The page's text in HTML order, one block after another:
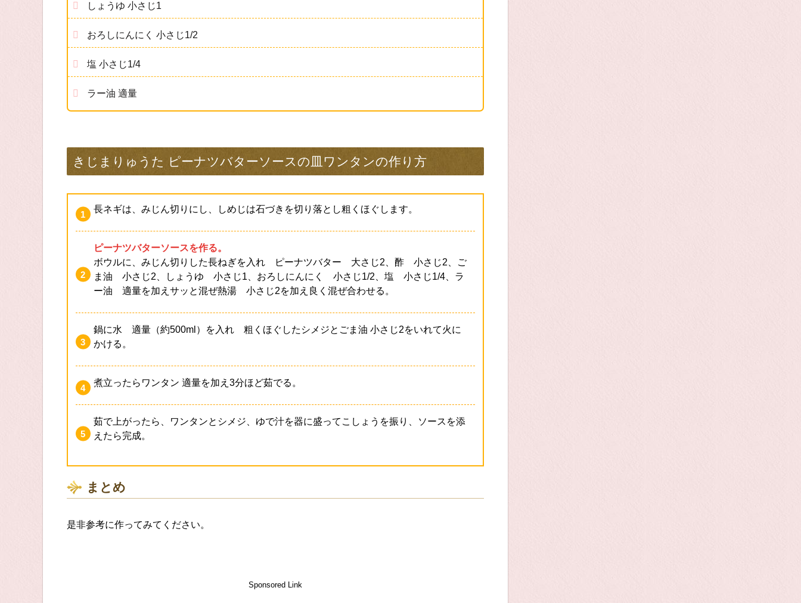
しょうゆ 小さじ1
おろしにんにく 小さじ1/2
塩 小さじ1/4
ラー油 適量
きじまりゅうた ピーナツバターソースの皿ワンタンの作り方
長ネギは、みじん切りにし、しめじは石づきを切り落とし粗くほぐします。
ピーナツバターソースを作る。
ボウルに、みじん切りした長ねぎを入れ ピーナツバター 大さじ2、酢 小さじ2、ご
ま油 小さじ2、しょうゆ 小さじ1、おろしにんにく 小さじ1/2、塩 小さじ1/4、ラ
ー油 適量を加えサッと混ぜ熱湯 小さじ2を加え良く混ぜ合わせる。
鍋に水 適量（約500ml）を入れ 粗くほぐしたシメジとごま油 小さじ2をいれて火に
かける。
煮立ったらワンタン 適量を加え3分ほど茹でる。
茹で上がったら、ワンタンとシメジ、ゆで汁を器に盛ってこしょうを振り、ソースを添
えたら完成。
まとめ
是非参考に作ってみてください。
Sponsored Link